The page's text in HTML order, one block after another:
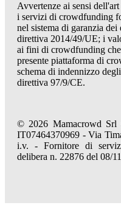
Avvertenze ai sensi dell'art
i servizi di crowdfunding
nel sistema di garanzia
direttiva 2014/49/UE; i
ai fini di crowdfunding che
presente piattaforma di
schema di indennizzo
direttiva 97/9/CE.
© 2026 Mamacrowd Srl
IT07464370969 - Via
i.v. - Fornitore di
delibera n. 22876 del 08/